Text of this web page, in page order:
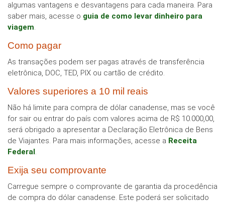
algumas vantagens e desvantagens para cada maneira. Para
saber mais, acesse o guia de como levar dinheiro para
viagem.
Como pagar
As transações podem ser pagas através de transferência
eletrônica, DOC, TED, PIX ou cartão de crédito.
Valores superiores a 10 mil reais
Não há limite para compra de dólar canadense, mas se você
for sair ou entrar do país com valores acima de R$ 10.000,00,
será obrigado a apresentar a Declaração Eletrônica de Bens
de Viajantes. Para mais informações, acesse a Receita
Federal.
Exija seu comprovante
Carregue sempre o comprovante de garantia da procedência
de compra do dólar canadense. Este poderá ser solicitado